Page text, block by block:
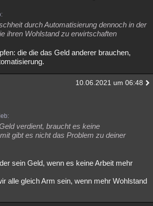
durch Automatisierung dennoch in der
ihren Wohlstand zu erwirtschaften
die die das Geld anderer brauchen,
10.06.2021 um 06:48
verdient, braucht es keine
gibt es nicht das Problem zu deiner
sein Geld, wenn es keine Arbeit mehr
alle gleich Arm sein, wenn mehr Wohlstand